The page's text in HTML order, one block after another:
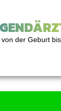
der Geburt